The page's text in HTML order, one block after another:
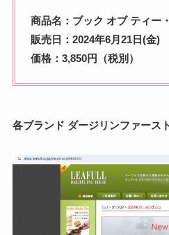
商品名：ブック オブ ティー
販売日：2024年6月21日(金)
価格：3,850円（税別）
各ブランド ダージリンファース